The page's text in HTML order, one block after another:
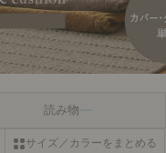
読み物
サイズ／カラーをまとめる